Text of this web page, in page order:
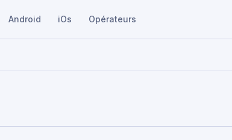
Android iOs Opérateurs